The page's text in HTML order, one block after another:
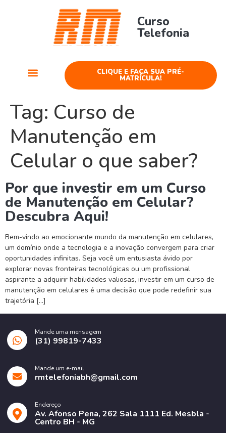
Curso
Telefonia
CLIQUE E FAÇA SUA PRÉ-
MATRÍCULA!
Tag: Curso de
Manutenção em
Celular o que saber?
Por que investir em um Curso
de Manutenção em Celular?
Descubra Aqui!
Bem-vindo ao emocionante mundo da manutenção em celulares,
um domínio onde a tecnologia e a inovação convergem para criar
oportunidades infinitas. Seja você um entusiasta ávido por
explorar novas fronteiras tecnológicas ou um profissional
aspirante a adquirir habilidades valiosas, investir em um curso de
manutenção em celulares é uma decisão que pode redefinir sua
trajetória […]
Mande uma mensagem
(31) 99819-7433
Mande um e-mail
rmtelefoniabh@gmail.com
Endereço
Av. Afonso Pena, 262 Sala 1111 Ed. Mesbla -
Centro BH - MG